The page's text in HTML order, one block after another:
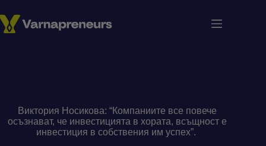
to
content
Виктория Носикова: “Компаниите все повече
осъзнават, че инвестицията в хората, всъщност е
инвестиция в собствения им успех”.